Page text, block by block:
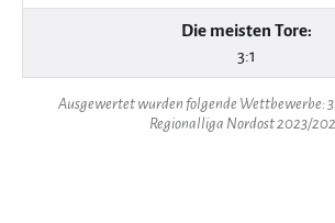
Die meisten Tore:
3:1
Ausgewertet wurden folgende Wettbewerbe:
Regionalliga Nordost 2023/